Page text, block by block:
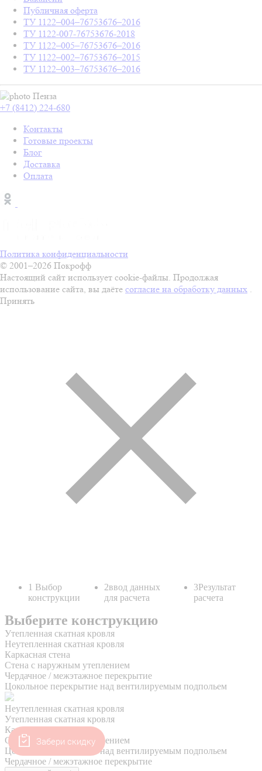
Публичная оферта
ТУ 1122–004–76753676–2016
ТУ 1122-007-76753676-2018
ТУ 1122–005–76753676–2016
ТУ 1122–002–76753676–2015
ТУ 1122–003–76753676–2016
Пенза
+7 (8412) 224-680
Контакты
Готовые проекты
Блог
Доставка
Оплата
Политика конфиденциальности
© 2001–2026 Покрофф
Настоящий сайт использует cookie-файлы. Продолжая
использование сайта, вы даёте согласие на обработку данных .
Принять
Забери скидку